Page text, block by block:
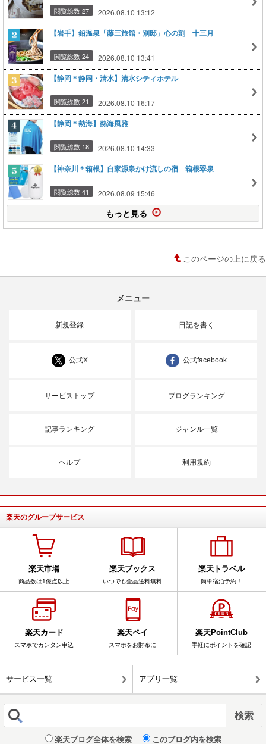
閲覧総数 27 2026.08.10 13:12
【岩手】鉛温泉「藤三旅館・別邸」心の刻 十三月
閲覧総数 24 2026.08.10 13:41
【静岡＊静岡・清水】清水シティホテル
閲覧総数 21 2026.08.10 16:17
【静岡＊熱海】熱海風雅
閲覧総数 18 2026.08.10 14:33
【神奈川＊箱根】自家源泉かけ流しの宿 箱根翠泉
閲覧総数 41 2026.08.09 15:46
もっと見る
このページの上に戻る
メニュー
新規登録 日記を書く
公式X 公式facebook
サービストップ ブログランキング
記事ランキング ジャンル一覧
ヘルプ 利用規約
楽天のグループサービス
楽天市場
商品数は1億点以上
楽天ブックス
いつでも全品送料無料
楽天トラベル
簡単宿泊予約！
楽天カード
スマホでカンタン申込
楽天ペイ
スマホをお財布に
楽天PointClub
手軽にポイントを確認
サービス一覧 アプリ一覧
楽天ブログ全体を検索 このブログ内を検索